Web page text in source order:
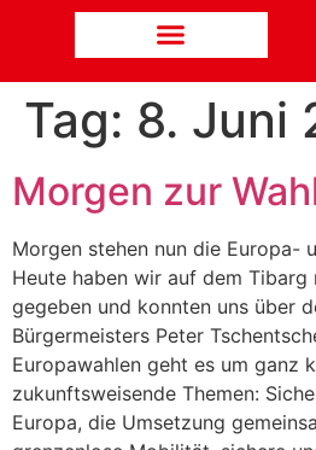
Tag: 8. Juni
Morgen zur
Morgen stehen nun die Europa-
Heute haben wir auf dem Tibarg
gegeben und konnten uns über
Bürgermeisters Peter
Europawahlen geht es um ganz
zukunftsweisende Themen:
Europa, die Umsetzung